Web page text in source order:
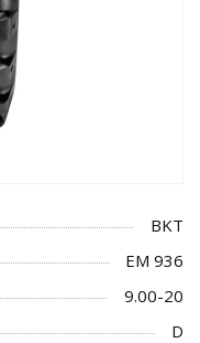
BKT
EM 936
9.00-20
D